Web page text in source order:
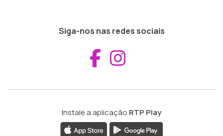
Siga-nos nas redes sociais
Aceder ao
Instale a aplicação RTP Play